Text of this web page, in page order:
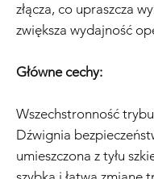
złącza, co upraszcza
zwiększa wydajność
Główne cechy:
Wszechstronność
Dźwignia
umieszczona z tyłu